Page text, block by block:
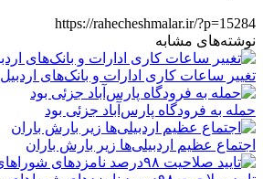
https://rahecheshmalar.ir/?p=15284
نوشته‌های مشابه
تغییر ساعات کاری ادارات و بانک‌های اردبیل
حمله به فرودگاه پارس‌‌آباد جزئی بود
اجتماع عظیم اردبیلی‌ها زیر بارش باران